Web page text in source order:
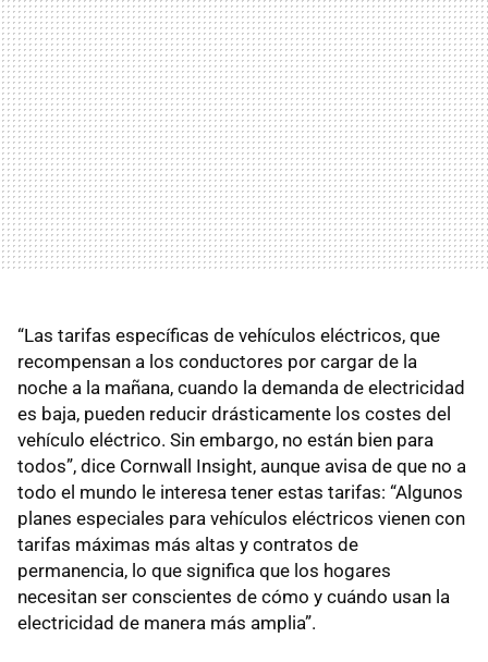
“Las tarifas específicas de vehículos eléctricos, que
recompensan a los conductores por cargar de la
noche a la mañana, cuando la demanda de electricidad
es baja, pueden reducir drásticamente los costes del
vehículo eléctrico. Sin embargo, no están bien para
todos”, dice Cornwall Insight, aunque avisa de que no a
todo el mundo le interesa tener estas tarifas: “Algunos
planes especiales para vehículos eléctricos vienen con
tarifas máximas más altas y contratos de
permanencia, lo que significa que los hogares
necesitan ser conscientes de cómo y cuándo usan la
electricidad de manera más amplia”.